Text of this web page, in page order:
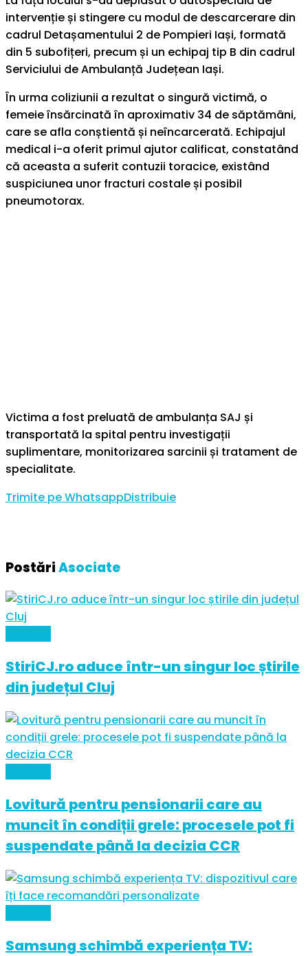
intervenție și stingere cu modul de descarcerare din
cadrul Detașamentului 2 de Pompieri Iași, formată
din 5 subofițeri, precum și un echipaj tip B din cadrul
Serviciului de Ambulanță Județean Iași.
În urma coliziunii a rezultat o singură victimă, o
femeie însărcinată în aproximativ 34 de săptămâni,
care se afla conștientă și neîncarcerată. Echipajul
medical i-a oferit primul ajutor calificat, constatând
că aceasta a suferit contuzii toracice, existând
suspiciunea unor fracturi costale și posibil
pneumotorax.
Victima a fost preluată de ambulanța SAJ și
transportată la spital pentru investigații
suplimentare, monitorizarea sarcinii și tratament de
specialitate.
Trimite pe WhatsappDistribuie
PostăriAsociate
StiriCJ.ro aduce într-un singur loc știrile
din județul Cluj
Lovitură pentru pensionarii care au
muncit în condiții grele: procesele pot fi
suspendate până la decizia CCR
Samsung schimbă experiența TV: